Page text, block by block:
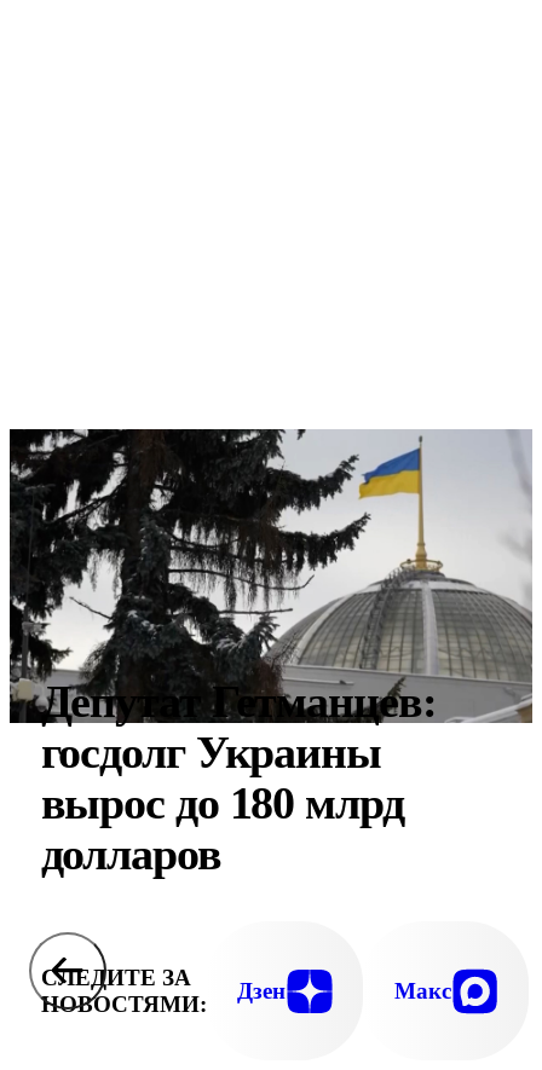
Депутат Гетманцев:
госдолг Украины
вырос до 180 млрд
долларов
СЛЕДИТЕ ЗА
НОВОСТЯМИ:
Дзен Макс